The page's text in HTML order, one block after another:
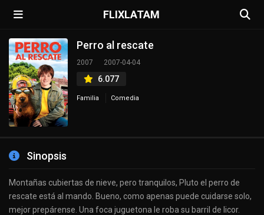
FLIXLATAM
Perro al rescate
2007 2007-04-04
6.077
Familia Comedia
Sinopsis
Montañas cubiertas de nieve, pero tranquilos, Pluto el perro de
rescate está al mando. Bueno, como apenas puede cuidarse solo,
mejor prepárense. Una foca juguetona le roba su barril de licor.